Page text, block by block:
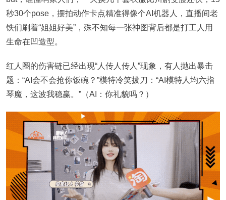
秒30个pose，摆拍动作卡点精准得像个AI机器人，直播间老
铁们刷着“姐姐好美”，殊不知每一张神图背后都是打工人用
生命在凹造型。
红人圈的伤害链已经出现“人传人传人”现象，有人抛出暴击
题：“AI会不会抢你饭碗？”模特冷笑拔刀：“AI模特人均六指
琴魔，这波我稳赢。”（AI：你礼貌吗？）